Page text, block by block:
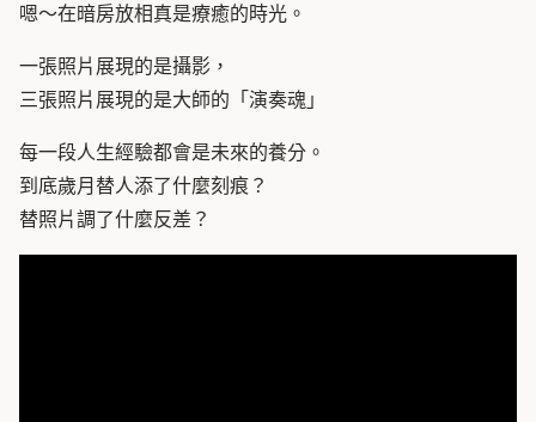
嗯～在暗房放相真是療癒的時光。
一張照片展現的是攝影，
三張照片展現的是大師的「演奏魂」
每一段人生經驗都會是未來的養分。
到底歲月替人添了什麼刻痕？
替照片調了什麼反差？